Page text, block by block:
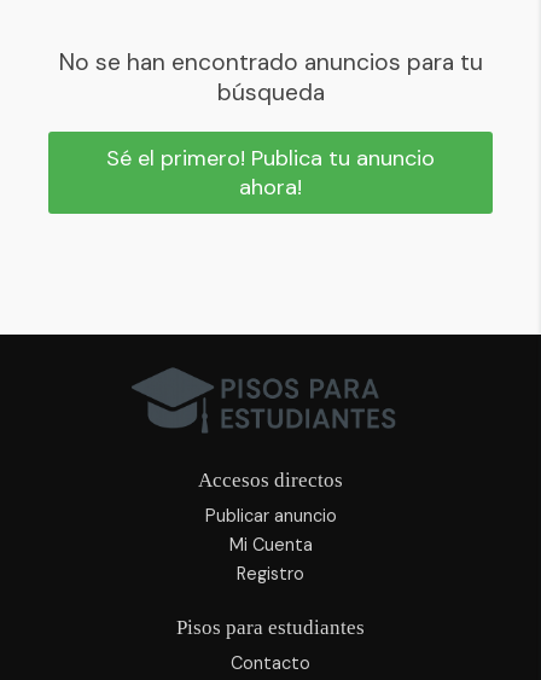
No se han encontrado anuncios para tu
búsqueda
Sé el primero! Publica tu anuncio
ahora!
Accesos directos
Publicar anuncio
Mi Cuenta
Registro
Pisos para estudiantes
Contacto